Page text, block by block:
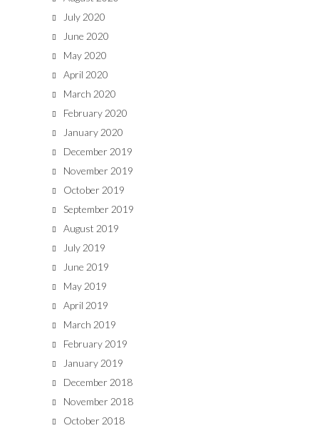
July 2020
June 2020
May 2020
April 2020
March 2020
February 2020
January 2020
December 2019
November 2019
October 2019
September 2019
August 2019
July 2019
June 2019
May 2019
April 2019
March 2019
February 2019
January 2019
December 2018
November 2018
October 2018